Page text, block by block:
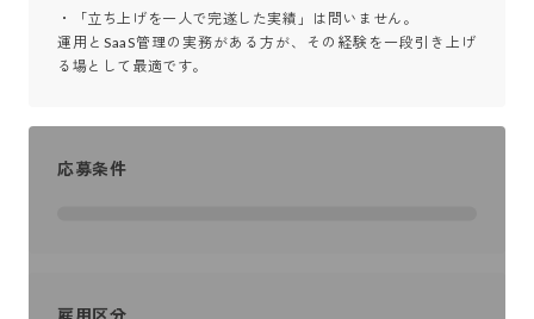
・「立ち上げを一人で完遂した実績」は問いません。
運用とSaaS管理の実務がある方が、その経験を一段引き上げ
る場として最適です。
応募条件
雇用区分